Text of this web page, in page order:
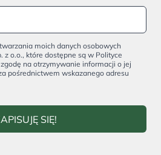
moich danych osobowych
z o.o., które dostępne są w Polityce
na otrzymywanie informacji o jej
pośrednictwem wskazanego adresu
SIĘ!